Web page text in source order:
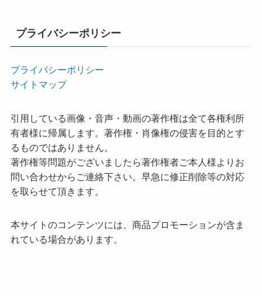
プライバシーポリシー
プライバシーポリシー
サイトマップ
引用している画像・音声・動画の著作権は全て各権利所
有者様に帰属します。著作権・肖像権の侵害を目的とす
るものではありません。
著作権等問題がございましたら著作権者ご本人様よりお
問い合わせからご連絡下さい。早急に修正削除等の対応
を取らせて頂きます。
本サイトのコンテンツには、商品プロモーションが含ま
れている場合があります。